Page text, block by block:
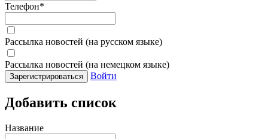
Телефон*
Рассылка новостей (на русском языке)
Рассылка новостей (на немецком языке)
Зарегистрироваться Войти
Добавить список
Название